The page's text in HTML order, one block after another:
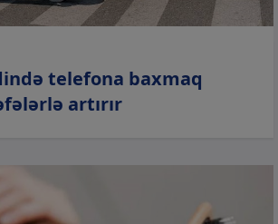
telefona baxmaq
artırır